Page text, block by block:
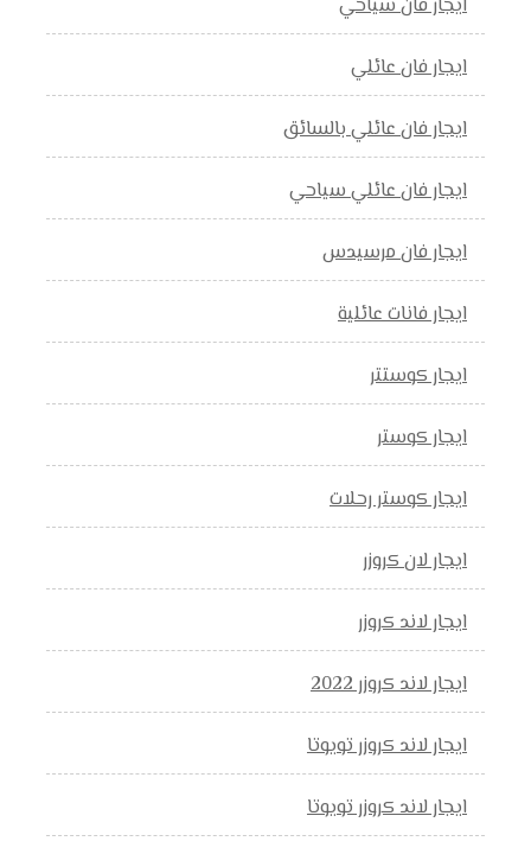
ايجار فان سياحي
ايجار فان عائلي
ايجار فان عائلي بالسائق
ايجار فان عائلي سياحي
ايجار فان مرسيدس
ايجار فانات عائلية
ايجار كوستتر
ايجار كوستر
ايجار كوستر رحلات
ايجار لان كروزر
ايجار لاند كروزر
ايجار لاند كروزر 2022
ايجار لاند كروزر تويوتا
ايجار لاند كروزر تويوتا